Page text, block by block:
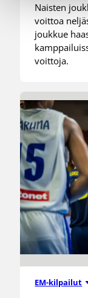
Naisten
voittoa
joukkue
voittoja.
EM-kilpailut